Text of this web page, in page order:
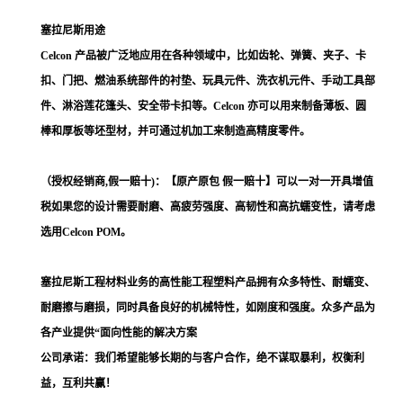
塞拉尼斯用途
Celcon 产品被广泛地应用在各种领域中，比如齿轮、弹簧、夹子、卡
扣、门把、燃油系统部件的衬垫、玩具元件、洗衣机元件、手动工具部
件、淋浴莲花篷头、安全带卡扣等。Celcon 亦可以用来制备薄板、圆
棒和厚板等坯型材，并可通过机加工来制造高精度零件。
（授权经销商,假一赔十)：【原产原包 假一赔十】可以一对一开具增值
税如果您的设计需要耐磨、高疲劳强度、高韧性和高抗蠕变性，请考虑
选用Celcon POM。
塞拉尼斯工程材料业务的高性能工程塑料产品拥有众多特性、耐蠕变、
耐磨擦与磨损，同时具备良好的机械特性，如刚度和强度。众多产品为
各产业提供“面向性能的解决方案
公司承诺：我们希望能够长期的与客户合作，绝不谋取暴利，权衡利
益，互利共赢！